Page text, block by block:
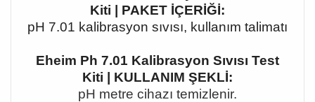
Kiti | PAKET İÇERİĞİ:
pH 7.01 kalibrasyon sıvısı, kullanım talimatı
Eheim Ph 7.01 Kalibrasyon Sıvısı Test
Kiti | KULLANIM ŞEKLİ:
pH metre cihazı temizlenir.